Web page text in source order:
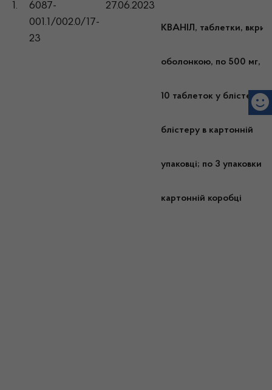
1.
6087-
001.1/002.0/17-
23
27.06.2023
КВАНІЛ, таблетки, вкриті
оболонкою, по 500 мг,
10 таблеток у блістері;
блістеру в картонній
упаковці; по 3 упаковки у
картонній коробці